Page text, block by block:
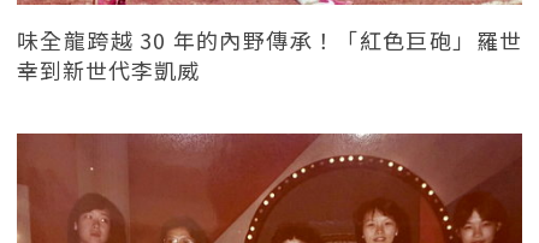
味全龍跨越 30 年的內野傳承！「紅色巨砲」羅世
幸到新世代李凱威